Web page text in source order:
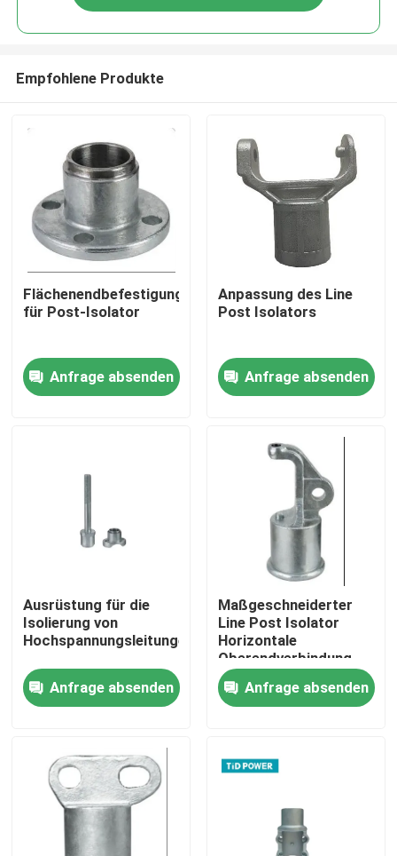
Produkte
Über uns
Qualitätskontrolle
Kontakt mit uns
Bitte um ein Angebot
Eisenbahnisolator
Empfohlene Produkte
Flächenendbefestigung
für Post-Isolator
Anfrage absenden
Anpassung des Line
Post Isolators
Anfrage absenden
Ausrüstung für die
Isolierung von
Hochspannungsleitungen
Anfrage absenden
Maßgeschneiderter
Line Post Isolator
Horizontale
Oberendverbindung
Anfrage absenden